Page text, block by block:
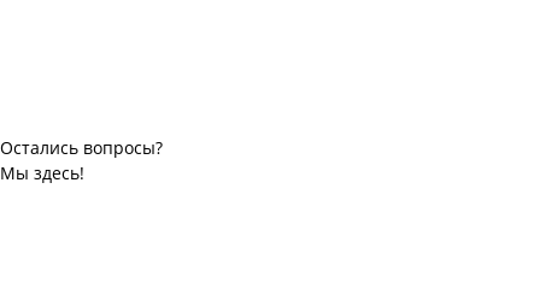
Остались вопросы?
Мы здесь!